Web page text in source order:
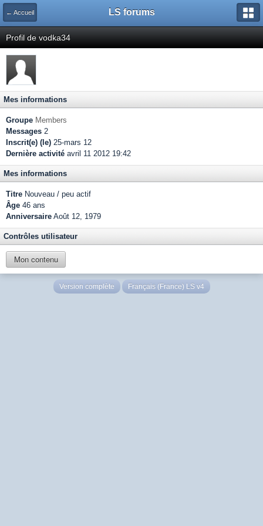
← Accueil LS forums
Profil de vodka34
Mes informations
Groupe Members
Messages 2
Inscrit(e) (le) 25-mars 12
Dernière activité avril 11 2012 19:42
Mes informations
Titre Nouveau / peu actif
Âge 46 ans
Anniversaire Août 12, 1979
Contrôles utilisateur
Mon contenu
Version complète Français (France) LS v4